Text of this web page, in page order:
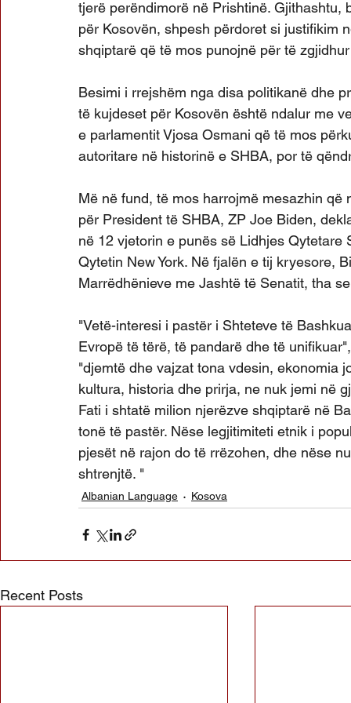
tjerë perëndimorë në Prishtinë.
për Kosovën, shpesh përdoret si justifikim
shqiptarë që të mos punojnë për të
Besimi i rrejshëm nga disa politikanë dhe
të kujdeset për Kosovën është ndalur me
e parlamentit Vjosa Osmani që të mos
autoritare në historinë e SHBA, por të
Më në fund, të mos harrojmë mesazhin
për President të SHBA, ZP Joe Biden,
në 12 vjetorin e punës së Lidhjes
Qytetin New York. Në fjalën e tij kryesore,
Marrëdhënieve me Jashtë të Senatit, tha
"Vetë-interesi i pastër i Shteteve të
Evropë të tërë, të pandarë dhe të
"djemtë dhe vajzat tona vdesin, ekonomia
kultura, historia dhe prirja, ne nuk jemi në
Fati i shtatë milion njerëzve shqiptarë në
tonë të pastër. Nëse legjitimiteti etnik i
pjesët në rajon do të rrëzohen, dhe nëse
shtrenjtë. "
Albanian Language Kosova
Recent Posts